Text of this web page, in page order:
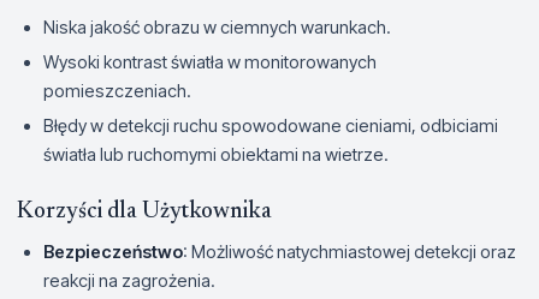
Niska jakość obrazu w ciemnych warunkach.
Wysoki kontrast światła w monitorowanych
pomieszczeniach.
Błędy w detekcji ruchu spowodowane cieniami, odbiciami
światła lub ruchomymi obiektami na wietrze.
Korzyści dla Użytkownika
Bezpieczeństwo: Możliwość natychmiastowej detekcji oraz
reakcji na zagrożenia.